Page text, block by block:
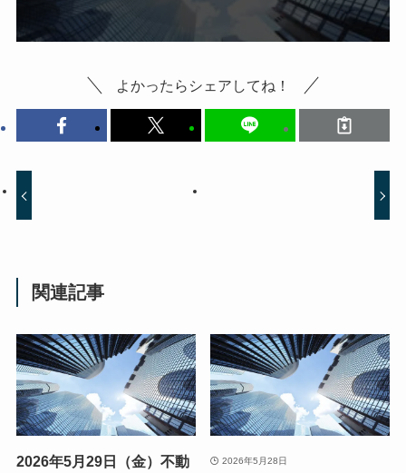
よかったらシェアしてね！
関連記事
2026年5月29日（金）不動
2026年5月28日